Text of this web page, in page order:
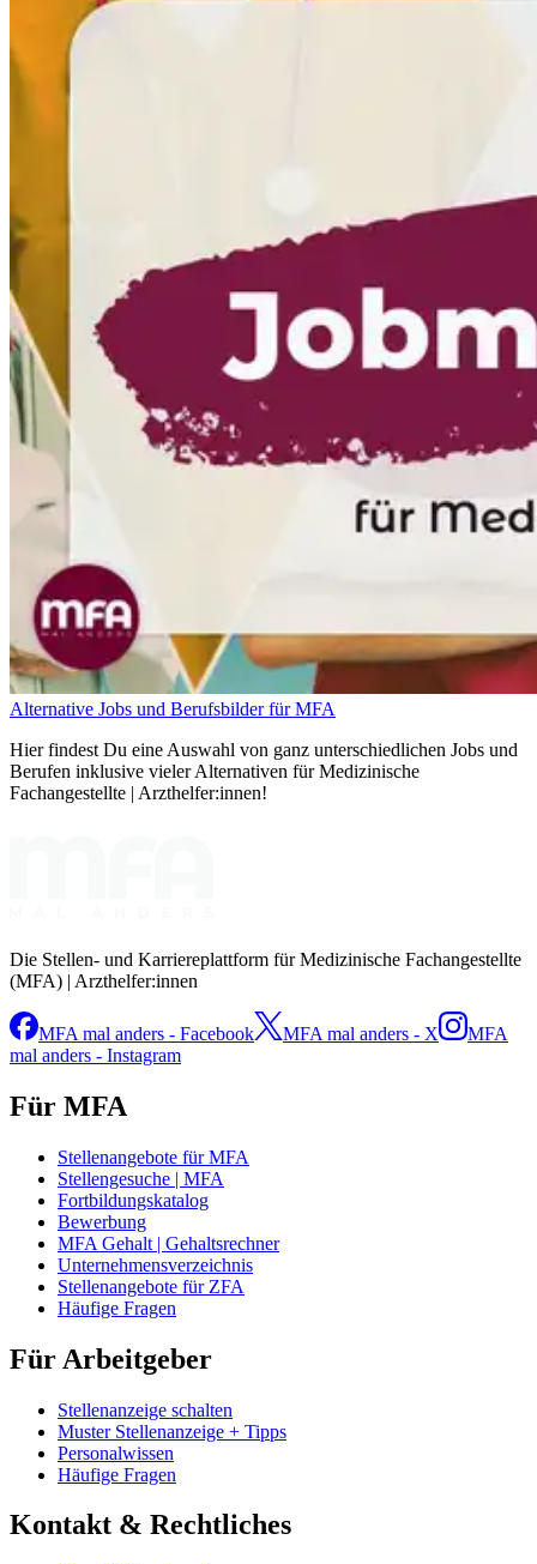
Alternative Jobs und Berufsbilder für MFA
Hier findest Du eine Auswahl von ganz unterschiedlichen Jobs und
Berufen inklusive vieler Alternativen für Medizinische
Fachangestellte | Arzthelfer:innen!
Die Stellen- und Karriereplattform für Medizinische Fachangestellte
(MFA) | Arzthelfer:innen
MFA mal anders - Facebook MFA mal anders - X
MFA
mal anders - Instagram
Für MFA
Stellenangebote für MFA
Stellengesuche | MFA
Fortbildungskatalog
Bewerbung
MFA Gehalt | Gehaltsrechner
Unternehmensverzeichnis
Stellenangebote für ZFA
Häufige Fragen
Für Arbeitgeber
Stellenanzeige schalten
Muster Stellenanzeige + Tipps
Personalwissen
Häufige Fragen
Kontakt & Rechtliches